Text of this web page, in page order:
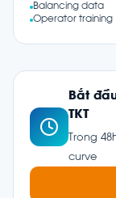
Balancing data
Operator training
Bắt
TKT
Trong
curve